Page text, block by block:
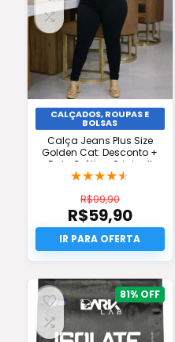
CALÇADOS, ROUPAS E
BOLSAS
Calça Jeans Plus Size
Golden Cat: Desconto +
Frete Grátis e Original!
★★★★★
R$99,90
O
preço
original
era:
R$99,90.
R$59,90
O
preço
atual
é:
R$59,90.
81%